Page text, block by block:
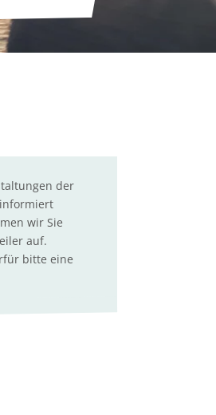
der
wir Sie
auf.
bitte eine